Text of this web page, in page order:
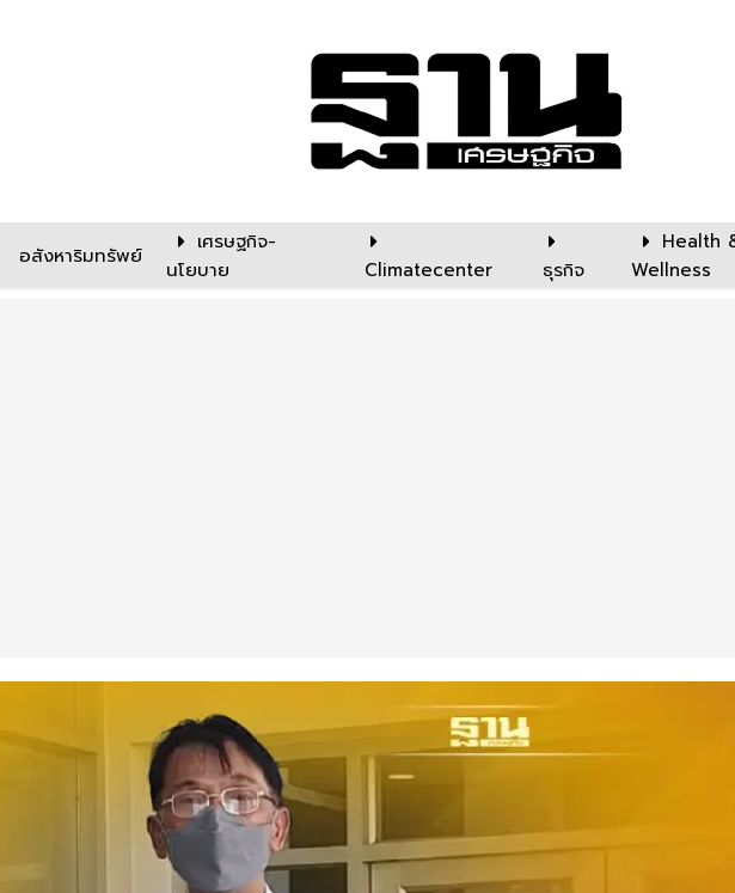
อสังหาริมทรัพย์
เศรษฐกิจ-
นโยบาย
Climatecenter ธุรกิจ
Health
Wellness